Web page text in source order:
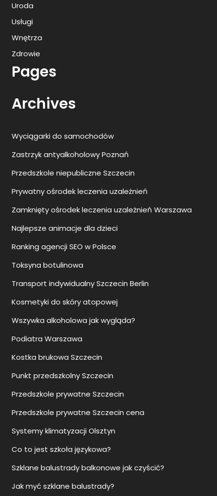
Uroda
Usługi
Wnętrza
Zdrowie
Pages
Archives
Wyciągarki do samochodów
Zastrzyk antyalkoholowy Poznań
Przedszkole niepubliczne Szczecin
Prywatny ośrodek leczenia uzależnień
Zamknięty ośrodek leczenia uzależnień Warszawa
Najlepsze animacje dla dzieci
Ranking agencji SEO w Polsce
Toksyna botulinowa
Transport indywidualny Szczecin Berlin
Kosmetyki do skóry atopowej
Wszywka alkoholowa jak wygląda?
Podiatra Warszawa
Kostka brukowa Szczecin
Punkt przedszkolny Szczecin
Przedszkole prywatne Szczecin
Przedszkole prywatne Szczecin cena
Systemy klimatyzacji Olsztyn
Co to jest szkoła językowa?
Szklane balustrady balkonowe jak czyścić?
Jak myć szklane balustrady?